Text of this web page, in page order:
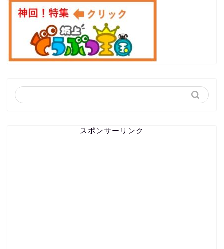
スポンサーリンク